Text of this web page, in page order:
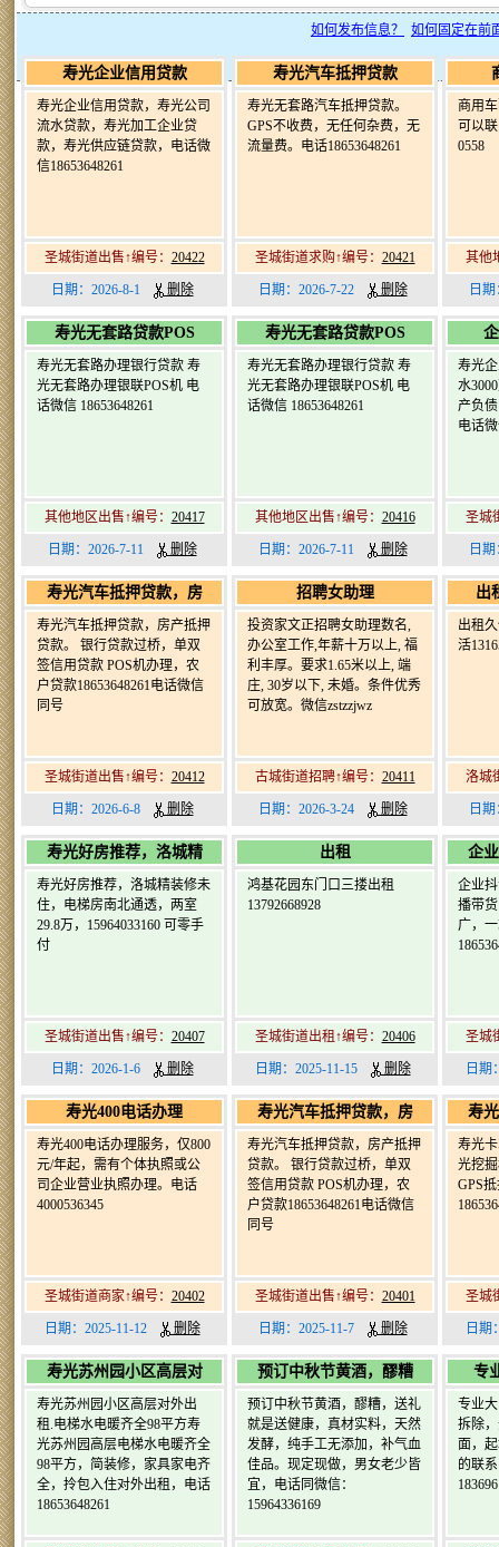
如何发布信息？ 如何固定在前
寿光企业信用贷款
寿光企业信用贷款，寿光公司
流水贷款，寿光加工企业贷
款，寿光供应链贷款，电话微
信18653648261
圣城街道出售↑编号： 20422
日期：2026-8-1 删除
寿光汽车抵押贷款
寿光无套路汽车抵押贷款。
GPS不收费，无任何杂费，无
流量费。电话18653648261
圣城街道求购↑编号： 20421
日期：2026-7-22 删除
商用
可以
0558
其他
日
寿光无套路贷款POS
寿光无套路办理银行贷款 寿
光无套路办理银联POS机 电
话微信 18653648261
其他地区出售↑编号： 20417
日期：2026-7-11 删除
寿光无套路贷款POS
寿光无套路办理银行贷款 寿
光无套路办理银联POS机 电
话微信 18653648261
其他地区出售↑编号： 20416
日期：2026-7-11 删除
寿光
水
产负
电话
圣城
日
寿光汽车抵押贷款，房
寿光汽车抵押贷款，房产抵押
贷款。 银行贷款过桥，单双
签信用贷款 POS机办理，农
户贷款18653648261电话微信
同号
圣城街道出售↑编号： 20412
日期：2026-6-8 删除
招聘女助理
投资家文正招聘女助理数名,
办公室工作,年薪十万以上, 福
利丰厚。要求1.65米以上, 端
庄, 30岁以下, 未婚。条件优秀
可放宽。微信zstzzjwz
古城街道招聘↑编号： 20411
日期：2026-3-24 删除
出
出租
活
洛城
日
寿光好房推荐，洛城精
寿光好房推荐，洛城精装修未
住，电梯房南北通透，两室
29.8万，15964033160 可零手
付
圣城街道出售↑编号： 20407
日期：2026-1-6 删除
出租
鸿基花园东门口三搂出租
13792668928
圣城街道出租↑编号： 20406
日期：2025-11-15 删除
企
企业
播带
广，
圣城
日
寿光400电话办理
寿光400电话办理服务，仅800
元/年起，需有个体执照或公
司企业营业执照办理。电话
4000536345
圣城街道商家↑编号： 20402
日期：2025-11-12 删除
寿光汽车抵押贷款，房
寿光汽车抵押贷款，房产抵押
贷款。 银行贷款过桥，单双
签信用贷款 POS机办理，农
户贷款18653648261电话微信
同号
圣城街道出售↑编号： 20401
日期：2025-11-7 删除
寿
寿光
光挖
GPS
圣城
日
寿光苏州园小区高层对
寿光苏州园小区高层对外出
租.电梯水电暖齐全98平方寿
光苏州园高层电梯水电暖齐全
98平方，简装修，家具家电齐
全，拎包入住对外出租，电话
18653648261
预订中秋节黄酒，醪糟
预订中秋节黄酒，醪糟，送礼
就是送健康，真材实料，天然
发酵，纯手工无添加，补气血
佳品。现定现做，男女老少皆
宜，电话同微信：
15964336169
专
专业
拆除
面，
的联